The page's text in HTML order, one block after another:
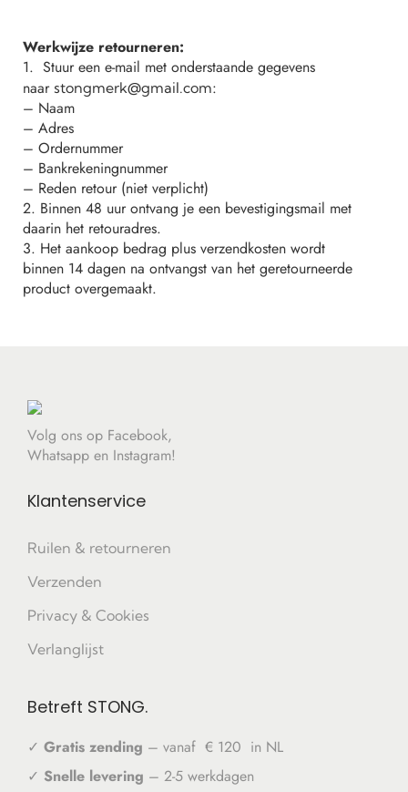
Werkwijze retourneren:
1. Stuur een e-mail met onderstaande gegevens
naar stongmerk@gmail.com:
– Naam
– Adres
– Ordernummer
– Bankrekeningnummer
– Reden retour (niet verplicht)
2. Binnen 48 uur ontvang je een bevestigingsmail met
daarin het retouradres.
3. Het aankoop bedrag plus verzendkosten wordt
binnen 14 dagen na ontvangst van het geretourneerde
product overgemaakt.
Volg ons op Facebook,
Whatsapp en Instagram!
Klantenservice
Ruilen & retourneren
Verzenden
Privacy & Cookies
Verlanglijst
Betreft STONG.
✓ Gratis zending – vanaf € 120 in NL
✓ Snelle levering – 2-5 werkdagen